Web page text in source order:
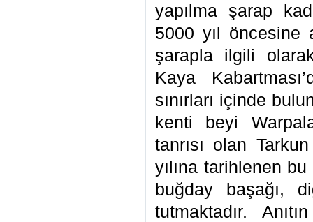
yapılma şarap
5000 yıl öncesine
şarapla ilgili
Kaya
sınırları içinde
kenti beyi
tanrısı olan
yılına tarihlenen
buğday başağı,
tutmaktadır.